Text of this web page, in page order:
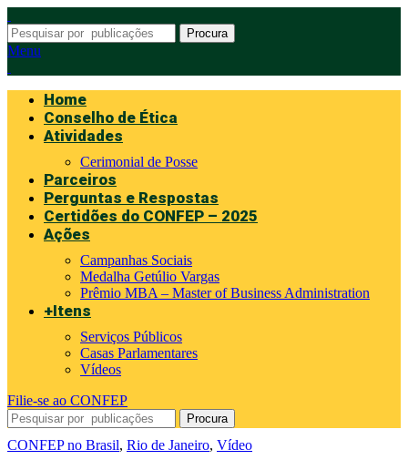
Procura
Menu
Home
Conselho de Ética
Atividades
Cerimonial de Posse
Parceiros
Perguntas e Respostas
Certidões do CONFEP – 2025
Ações
Campanhas Sociais
Medalha Getúlio Vargas
Prêmio MBA – Master of Business Administration
+Itens
Serviços Públicos
Casas Parlamentares
Vídeos
Filie-se ao CONFEP
Procura
CONFEP no Brasil, Rio de Janeiro, Vídeo